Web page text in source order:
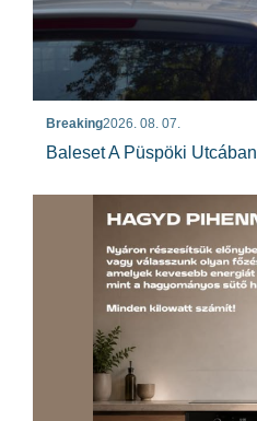
Breaking2026. 08. 07.
Baleset A Püspöki Utcában